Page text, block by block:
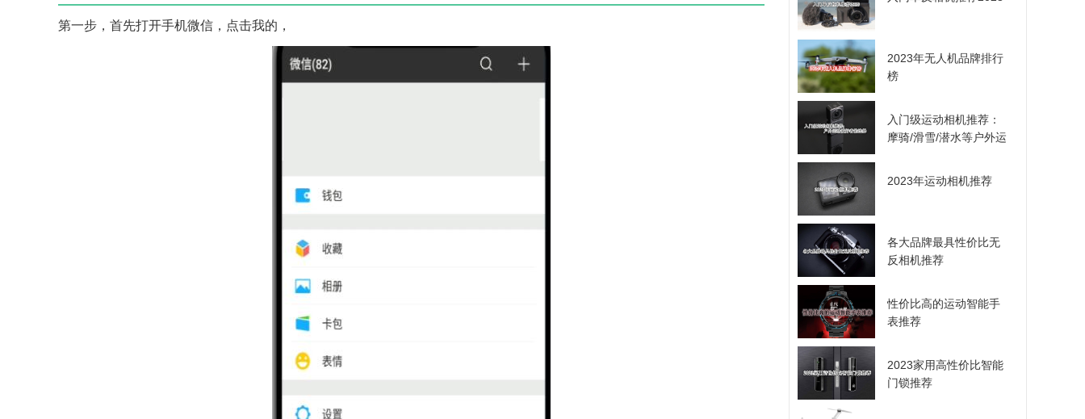
第一步，首先打开手机微信，点击我的，
2023年无人机品牌排行
榜
入门级运动相机推荐：
摩骑/滑雪/潜水等户外运
2023年运动相机推荐
各大品牌最具性价比无
反相机推荐
性价比高的运动智能手
表推荐
2023家用高性价比智能
门锁推荐